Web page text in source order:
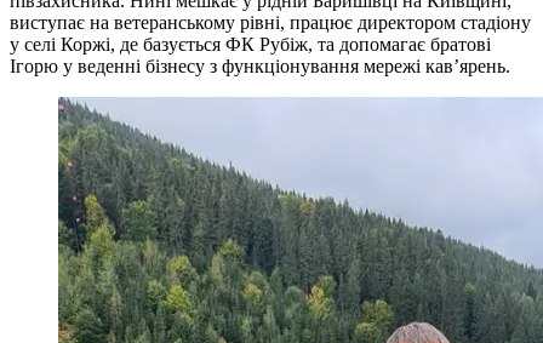
виступає на ветеранському рівні, працює директором стадіону
у селі Коржі, де базується ФК Рубіж, та допомагає братові
Ігорю у веденні бізнесу з функціонування мережі кав’ярень.